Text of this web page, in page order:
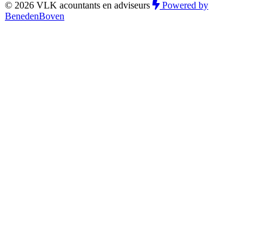
© 2026 VLK acountants en adviseurs
Powered by
BenedenBoven